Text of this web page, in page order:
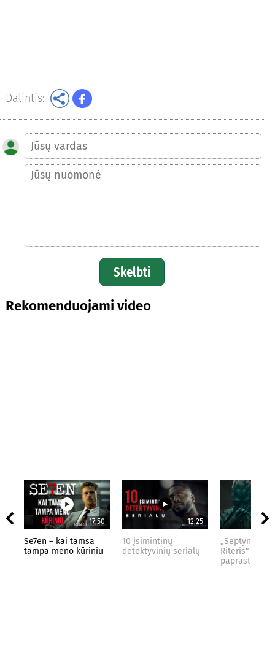
Dalintis:
Skelbti
Rekomenduojami video
17:50
Se7en – kai tamsa
tampa meno kūriniu
12:25
10 įsimintinų
detektyvinių serialų
„Septynių
Riteris" – kai
paprastumas